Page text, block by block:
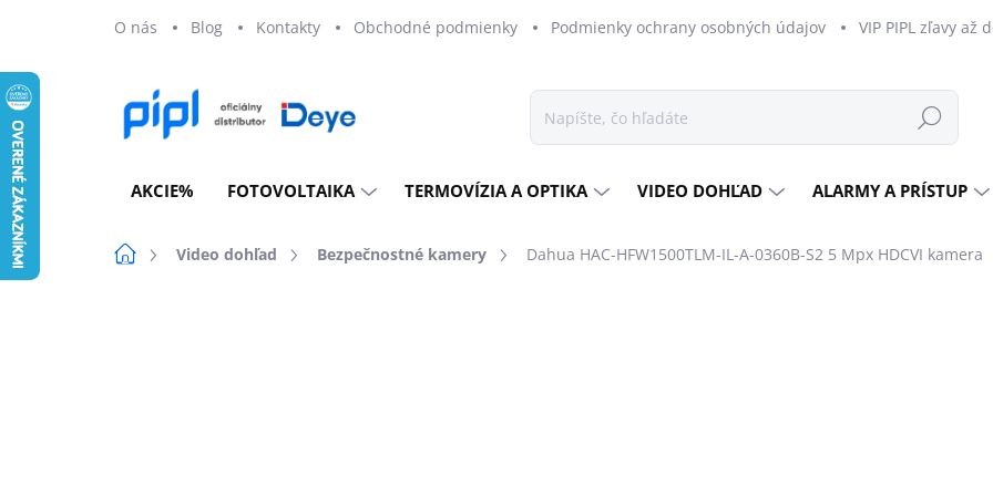
O nás Blog Kontakty Obchodné podmienky Podmienky ochrany osobných údajov VIP PIPL zľavy až
Hľadať
AKCIE% FOTOVOLTAIKA TERMOVÍZIA A OPTIKA VIDEO DOHĽAD ALARMY A PRÍSTUP
DomovVideo dohľad Bezpečnostné kamery Dahua HAC-HFW1500TLM-IL-A-0360B-S2 5 Mpx HDCVI kamera